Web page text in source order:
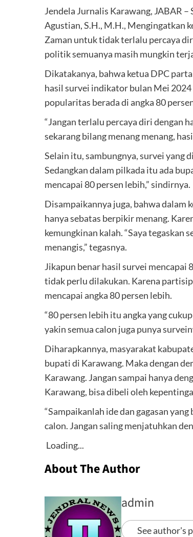
Jendela Jurnalis Karawang, JABAR
Agustian, S.H., M.H., Mengingatkan
Zaman untuk tidak terlalu percaya
politik semuanya masih mungkin
Dikatakanya, bahwa ketua DPC
hasil survei indikator bulan Mei
popularitas berada di angka 80
“Jangan terlalu percaya diri dengan
sekarang bilang menang menang,
Selain itu, sambungnya, survei yang
Sedangkan dalam pilkada itu ada
mencapai 80 persen lebih,” sindirnya.
Disampaikannya juga, bahwa dalam
hanya sebatas berpikir menang.
kemungkinan kalah. “Saya tegaskan
menangis,” tegasnya.
Jikapun benar hasil survei mencapai
tidak perlu dilakukan. Karena
mencapai angka 80 persen lebih.
“80 persen lebih itu angka yang
yakin semua calon juga punya
Diharapkannya, masyarakat
bupati di Karawang. Maka dengan
Karawang. Jangan sampai hanya
Karawang, bisa dibeli oleh
“Sampaikanlah ide dan gagasan
calon. Jangan saling menjatuhkan
Loading...
About The Author
admin
See author's